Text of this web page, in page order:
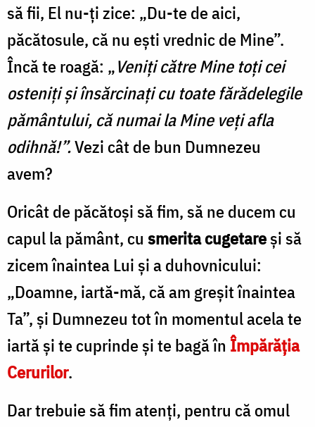
să fii, El nu-ți zice: „Du-te de aici,
păcătosule, că nu ești vrednic de Mine”.
Încă te roagă: „Veniți către Mine toți cei
osteniți și însărcinați cu toate fărădelegile
pământului, că numai la Mine veți afla
odihnă!”.Vezi cât de bun Dumnezeu
avem?
Oricât de păcătoși să fim, să ne ducem cu
capul la pământ, cu smerita cugetareși să
zicem înaintea Lui și a duhovnicului:
„Doamne, iartă-mă, că am greșit înaintea
Ta”, și Dumnezeu tot în momentul acela te
iartă și te cuprinde și te bagă în Împărăția
Cerurilor.
Dar trebuie să fim atenți, pentru că omul